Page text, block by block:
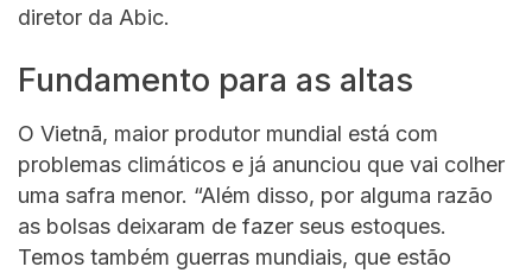
diretor da Abic.
Fundamento para as altas
O Vietnã, maior produtor mundial está com
problemas climáticos e já anunciou que vai colher
uma safra menor. “Além disso, por alguma razão
as bolsas deixaram de fazer seus estoques.
Temos também guerras mundiais, que estão